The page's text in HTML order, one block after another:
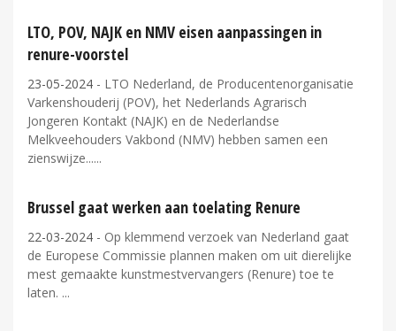
LTO, POV, NAJK en NMV eisen aanpassingen in
renure-voorstel
23-05-2024 - LTO Nederland, de Producentenorganisatie
Varkenshouderij (POV), het Nederlands Agrarisch
Jongeren Kontakt (NAJK) en de Nederlandse
Melkveehouders Vakbond (NMV) hebben samen een
zienswijze...
Brussel gaat werken aan toelating Renure
22-03-2024 - Op klemmend verzoek van Nederland gaat
de Europese Commissie plannen maken om uit dierelijke
mest gemaakte kunstmestvervangers (Renure) toe te
laten.